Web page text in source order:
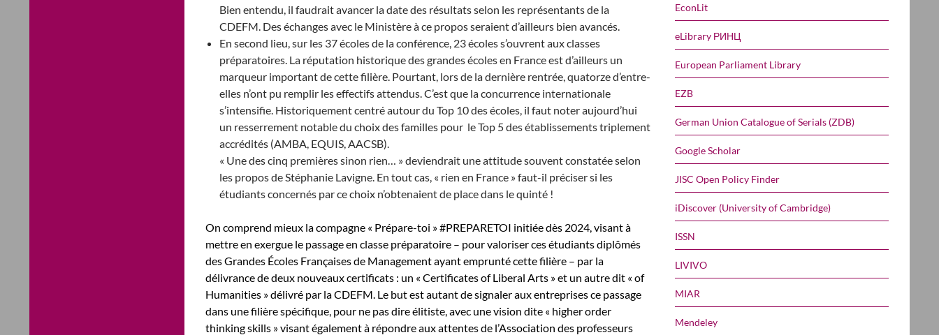
Bien entendu, il faudrait avancer la date des résultats selon les représentants de la
CDEFM. Des échanges avec le Ministère à ce propos seraient d’ailleurs bien avancés.
En second lieu, sur les 37 écoles de la conférence, 23 écoles s’ouvrent aux classes
préparatoires. La réputation historique des grandes écoles en France est d’ailleurs un
marqueur important de cette filière. Pourtant, lors de la dernière rentrée, quatorze d’entre-
elles n’ont pu remplir les effectifs attendus. C’est que la concurrence internationale
s’intensifie. Historiquement centré autour du Top 10 des écoles, il faut noter aujourd’hui
un resserrement notable du choix des familles pour le Top 5 des établissements triplement
accrédités (AMBA, EQUIS, AACSB).
« Une des cinq premières sinon rien… » deviendrait une attitude souvent constatée selon
les propos de Stéphanie Lavigne. En tout cas, « rien en France » faut-il préciser si les
étudiants concernés par ce choix n’obtenaient de place dans le quinté !
On comprend mieux la compagne « Prépare-toi » #PREPARETOI initiée dès 2024, visant à
mettre en exergue le passage en classe préparatoire – pour valoriser ces étudiants diplômés
des Grandes Écoles Françaises de Management ayant emprunté cette filière – par la
délivrance de deux nouveaux certificats : un « Certificates of Liberal Arts » et un autre dit « of
Humanities » délivré par la CDEFM. Le but est autant de signaler aux entreprises ce passage
dans une filière spécifique, pour ne pas dire élitiste, avec une vision dite « higher order
thinking skills » visant également à répondre aux attentes de l’Association des professeurs
EconLit
eLibrary РИНЦ
European Parliament Library
EZB
German Union Catalogue of Serials (ZDB)
Google Scholar
JISC Open Policy Finder
iDiscover (University of Cambridge)
ISSN
LIVIVO
MIAR
Mendeley